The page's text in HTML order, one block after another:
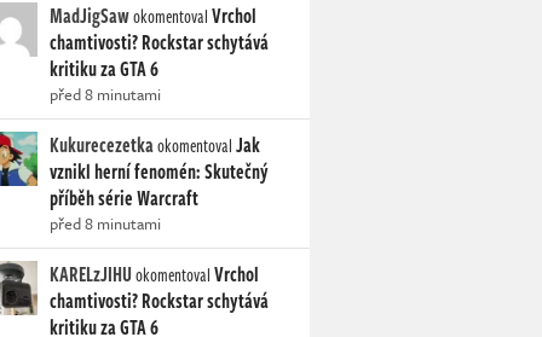
MadJigSawokomentovalVrchol
chamtivosti? Rockstar schytává
kritiku za GTA 6
před 8 minutami
KukurecezetkaokomentovalJak
vznikl herní fenomén: Skutečný
příběh série Warcraft
před 8 minutami
KARELzJIHUokomentovalVrchol
chamtivosti? Rockstar schytává
kritiku za GTA 6